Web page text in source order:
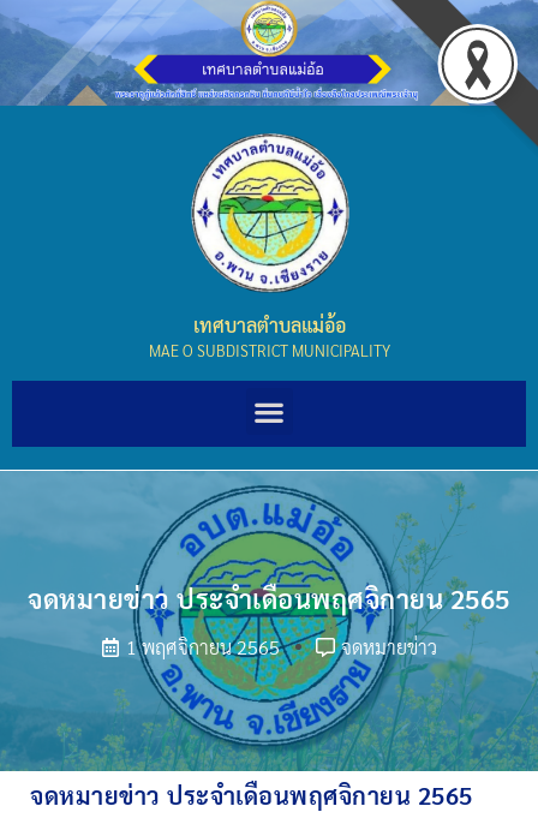
เทศบาลตำบลแม่อ้อ
MAE O SUBDISTRICT MUNICIPALITY
จดหมายข่าว ประจำเดือนพฤศจิกายน 2565
1 พฤศจิกายน 2565 จดหมายข่าว
จดหมายข่าว ประจำเดือนพฤศจิกายน 2565